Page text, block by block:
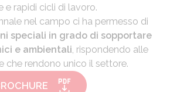
e rapidi cicli di lavoro.
nel campo ci ha permesso di
speciali in grado di sopportare
e ambientali, rispondendo alle
che rendono unico il settore.